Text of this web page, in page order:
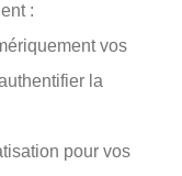
:
vos
la
pour vos